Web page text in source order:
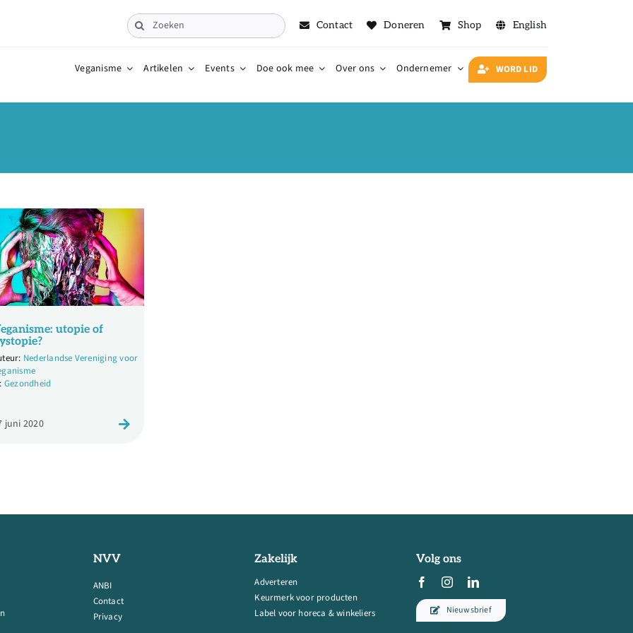
Zoeken
naar:
Contact Doneren Shop English
Veganisme Artikelen Events Doe ook mee Over ons Ondernemer WORD LID
utopie of
Nederlandse Vereniging voor
Gezondheid
juni 2020
NVV
ANBI
Contact
Privacy
Zakelijk
Adverteren
Keurmerk voor producten
Label voor horeca & winkeliers
Volg ons
Nieuwsbrief